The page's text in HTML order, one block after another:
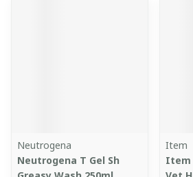
Neutrogena
Neutrogena T Gel Sh
Item
Item